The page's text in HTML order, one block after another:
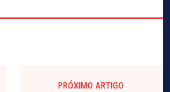
PRÓXIMO ARTIGO